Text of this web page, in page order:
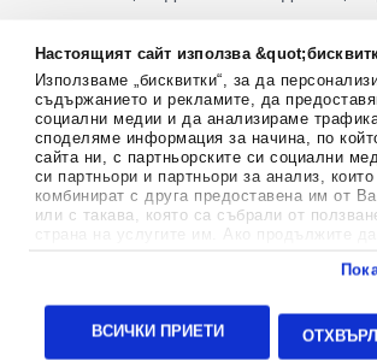
Настоящият сайт използва
Използваме „бисквитки“, за да
съдържанието и рекламите, да
социални медии и да анализираме
споделяме информация за начина, по
сайта ни, с партньорските си социални
си партньори и партньори за анализ,
комбинират с друга предоставена им от
или с такава, която са събрали от
страна на услугите им. Ако продължите да
тук.
ВСИЧКИ ПРИЕТИ
заместват балансираната диета и не са
профилактика, лечение или лечение на
Консултирайте се с Вашия лекар, ако сте
приемате лекарства или имате някакви
преди да използвате някаква хранителна
стремим да ви предоставяме точна и
имате някакви въпроси или коментари относно
се с нас.
Aptekapromahon.com
24lc.gr